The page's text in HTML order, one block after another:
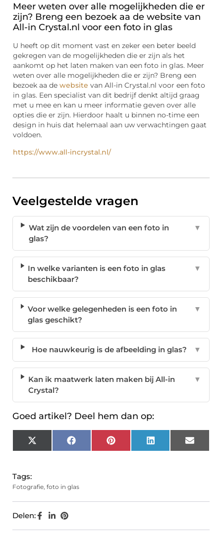
Meer weten over alle mogelijkheden die er
zijn? Breng een bezoek aa de website van
All-in Crystal.nl voor een foto in glas
U heeft op dit moment vast en zeker een beter beeld
gekregen van de mogelijkheden die er zijn als het
aankomt op het laten maken van een foto in glas. Meer
weten over alle mogelijkheden die er zijn? Breng een
bezoek aa de website van All-in Crystal.nl voor een foto
in glas. Een specialist van dit bedrijf denkt altijd graag
met u mee en kan u meer informatie geven over alle
opties die er zijn. Hierdoor haalt u binnen no-time een
design in huis dat helemaal aan uw verwachtingen gaat
voldoen.
https://www.all-incrystal.nl/
Veelgestelde vragen
Wat zijn de voordelen van een foto in
glas?
▼
In welke varianten is een foto in glas
beschikbaar?
▼
Voor welke gelegenheden is een foto in
glas geschikt?
▼
Hoe nauwkeurig is de afbeelding in glas? ▼
Kan ik maatwerk laten maken bij All-in
Crystal?
▼
Goed artikel? Deel hem dan op:
X
(Twitter)
FacebookPinterest LinkedIn Email
Tags:
Fotografie, foto in glas
Delen: